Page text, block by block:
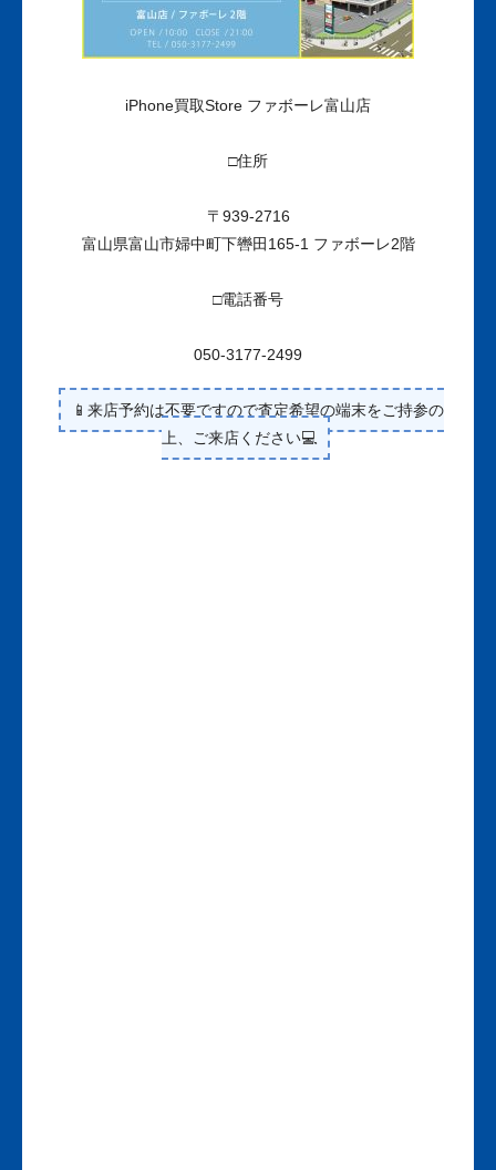
iPhone買取Store ファボーレ富山店
□住所
〒939-2716
富山県富山市婦中町下轡田165-1 ファボーレ2階
□電話番号
050-3177-2499
📱来店予約は不要ですので査定希望の端末をご持参の
上、ご来店ください💻